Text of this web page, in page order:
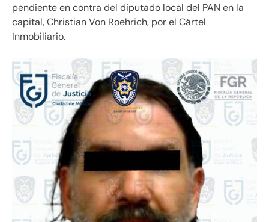
pendiente en contra del diputado local del PAN en la
capital, Christian Von Roehrich, por el Cártel
Inmobiliario.